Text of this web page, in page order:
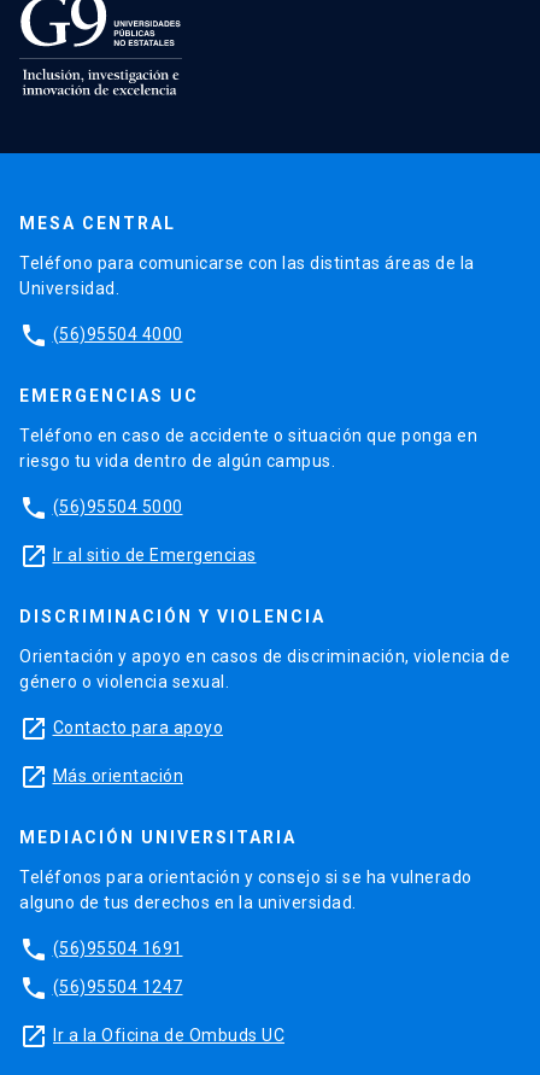
MESA CENTRAL
Teléfono para comunicarse con las distintas áreas de la
Universidad.
phone (56)95504 4000
EMERGENCIAS UC
Teléfono en caso de accidente o situación que ponga en
riesgo tu vida dentro de algún campus.
phone (56)95504 5000
launch Ir al sitio de Emergencias
DISCRIMINACIÓN Y VIOLENCIA
Orientación y apoyo en casos de discriminación, violencia de
género o violencia sexual.
launch Contacto para apoyo
launch Más orientación
MEDIACIÓN UNIVERSITARIA
Teléfonos para orientación y consejo si se ha vulnerado
alguno de tus derechos en la universidad.
phone (56)95504 1691
phone (56)95504 1247
launch Ir a la Oficina de Ombuds UC